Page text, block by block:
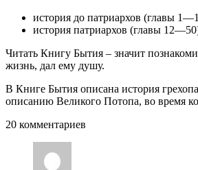
история до патриархов (главы
история патриархов (главы
Читать Книгу Бытия – значит
жизнь, дал ему душу.
В Книге Бытия описана история
описанию Великого Потопа, во время
20 комментариев